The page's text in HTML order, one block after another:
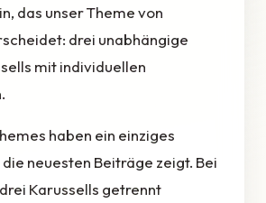
das unser Theme von
drei unabhängige
mit individuellen
haben ein einziges
neuesten Beiträge zeigt. Bei
Karussells getrennt